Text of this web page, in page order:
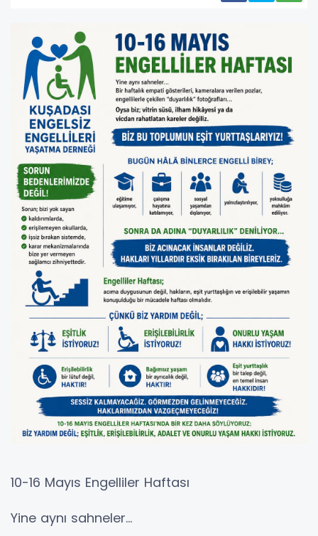
10-16 Mayıs Engelliler Haftası
Yine aynı sahneler…